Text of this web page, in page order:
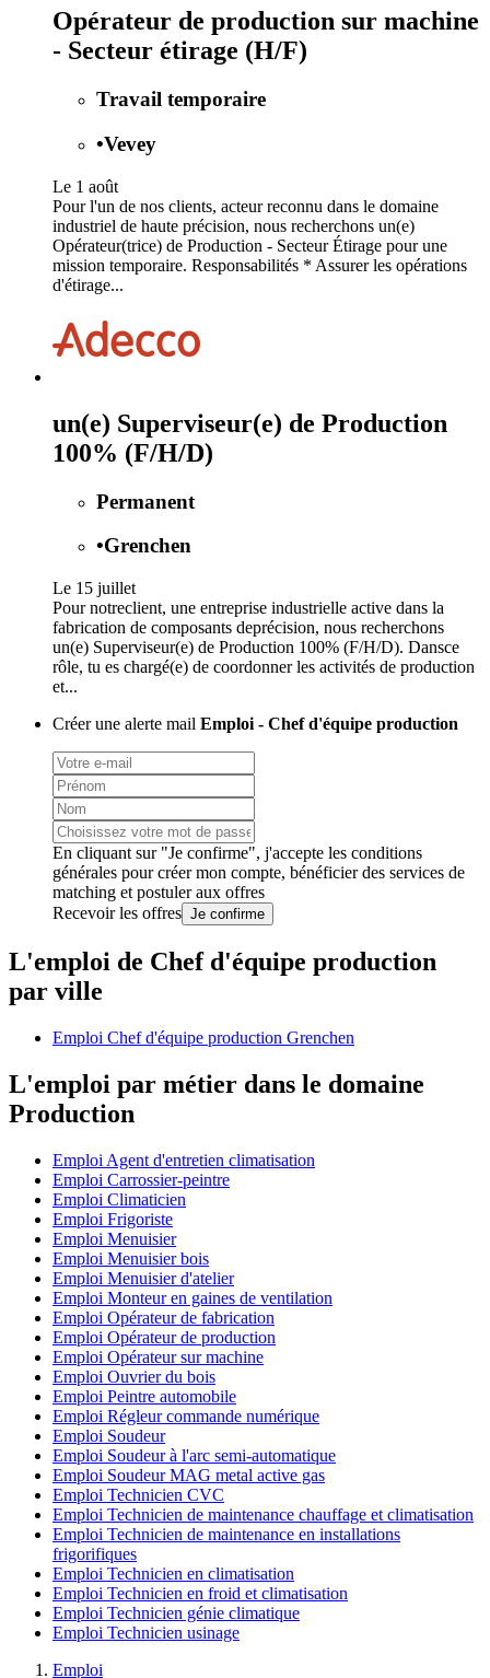
Opérateur de production sur machine
- Secteur étirage (H/F)
Travail temporaire
•Vevey
Le 1 août
Pour l'un de nos clients, acteur reconnu dans le domaine
industriel de haute précision, nous recherchons un(e)
Opérateur(trice) de Production - Secteur Étirage pour une
mission temporaire. Responsabilités * Assurer les opérations
d'étirage...
un(e) Superviseur(e) de Production
100% (F/H/D)
Permanent
•Grenchen
Le 15 juillet
Pour notreclient, une entreprise industrielle active dans la
fabrication de composants deprécision, nous recherchons
un(e) Superviseur(e) de Production 100% (F/H/D). Dansce
rôle, tu es chargé(e) de coordonner les activités de production
et...
Créer une alerte mail Emploi - Chef d'équipe production
En cliquant sur "Je confirme", j'accepte les conditions
générales pour créer mon compte, bénéficier des services de
matching et postuler aux offres
Recevoir les offres Je confirme
L'emploi de Chef d'équipe production
par ville
Emploi Chef d'équipe production Grenchen
L'emploi par métier dans le domaine
Production
Emploi Agent d'entretien climatisation
Emploi Carrossier-peintre
Emploi Climaticien
Emploi Frigoriste
Emploi Menuisier
Emploi Menuisier bois
Emploi Menuisier d'atelier
Emploi Monteur en gaines de ventilation
Emploi Opérateur de fabrication
Emploi Opérateur de production
Emploi Opérateur sur machine
Emploi Ouvrier du bois
Emploi Peintre automobile
Emploi Régleur commande numérique
Emploi Soudeur
Emploi Soudeur à l'arc semi-automatique
Emploi Soudeur MAG metal active gas
Emploi Technicien CVC
Emploi Technicien de maintenance chauffage et climatisation
Emploi Technicien de maintenance en installations
frigorifiques
Emploi Technicien en climatisation
Emploi Technicien en froid et climatisation
Emploi Technicien génie climatique
Emploi Technicien usinage
Emploi